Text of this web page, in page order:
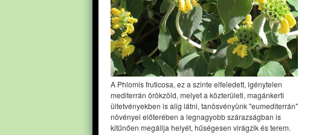
A Phlomis fruticosa, ez a szinte elfeledett, igénytelen
mediterrán örökzöld, melyet a közterületi, magánkerti
ültetvényekben is alig látni, tanösvényünk "eumediterrán"
növényei előterében a legnagyobb szárazságban is
kitűnően megállja helyét, hűségesen virágzik és terem.